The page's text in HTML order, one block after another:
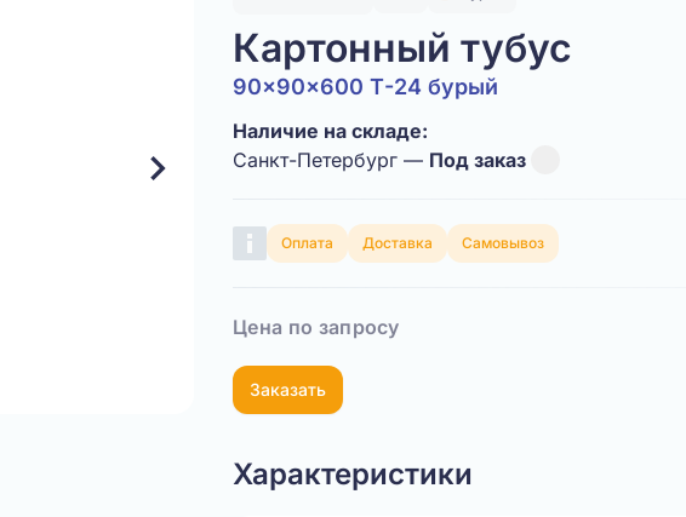
Картонный тубус
90x90x600 Т-24 бурый
Наличие на складе:
Санкт-Петербург — Под заказ
Оплата Доставка Самовывоз
Цена по запросу
Заказать
Характеристики